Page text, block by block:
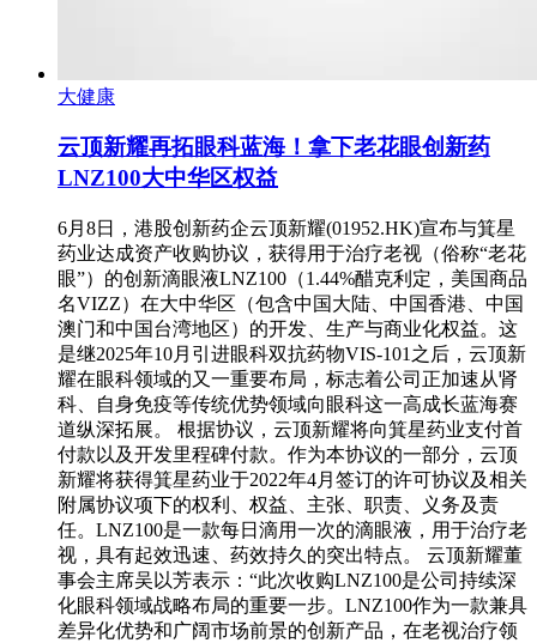
大健康
云顶新耀再拓眼科蓝海！拿下老花眼创新药
LNZ100大中华区权益
6月8日，港股创新药企云顶新耀(01952.HK)宣布与箕星
药业达成资产收购协议，获得用于治疗老视（俗称“老花
眼”）的创新滴眼液LNZ100（1.44%醋克利定，美国商品
名VIZZ）在大中华区（包含中国大陆、中国香港、中国
澳门和中国台湾地区）的开发、生产与商业化权益。这
是继2025年10月引进眼科双抗药物VIS-101之后，云顶新
耀在眼科领域的又一重要布局，标志着公司正加速从肾
科、自身免疫等传统优势领域向眼科这一高成长蓝海赛
道纵深拓展。 根据协议，云顶新耀将向箕星药业支付首
付款以及开发里程碑付款。作为本协议的一部分，云顶
新耀将获得箕星药业于2022年4月签订的许可协议及相关
附属协议项下的权利、权益、主张、职责、义务及责
任。LNZ100是一款每日滴用一次的滴眼液，用于治疗老
视，具有起效迅速、药效持久的突出特点。 云顶新耀董
事会主席吴以芳表示：“此次收购LNZ100是公司持续深
化眼科领域战略布局的重要一步。LNZ100作为一款兼具
差异化优势和广阔市场前景的创新产品，在老视治疗领